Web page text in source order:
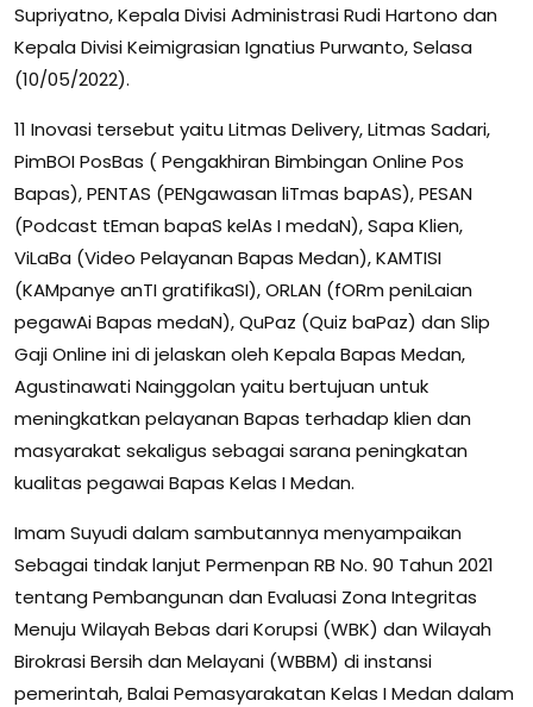
Supriyatno, Kepala Divisi Administrasi Rudi Hartono dan
Kepala Divisi Keimigrasian Ignatius Purwanto, Selasa
(10/05/2022).
11 Inovasi tersebut yaitu Litmas Delivery, Litmas Sadari,
PimBOI PosBas ( Pengakhiran Bimbingan Online Pos
Bapas), PENTAS (PENgawasan liTmas bapAS), PESAN
(Podcast tEman bapaS kelAs I medaN), Sapa Klien,
ViLaBa (Video Pelayanan Bapas Medan), KAMTISI
(KAMpanye anTI gratifikaSI), ORLAN (fORm peniLaian
pegawAi Bapas medaN), QuPaz (Quiz baPaz) dan Slip
Gaji Online ini di jelaskan oleh Kepala Bapas Medan,
Agustinawati Nainggolan yaitu bertujuan untuk
meningkatkan pelayanan Bapas terhadap klien dan
masyarakat sekaligus sebagai sarana peningkatan
kualitas pegawai Bapas Kelas I Medan.
Imam Suyudi dalam sambutannya menyampaikan
Sebagai tindak lanjut Permenpan RB No. 90 Tahun 2021
tentang Pembangunan dan Evaluasi Zona Integritas
Menuju Wilayah Bebas dari Korupsi (WBK) dan Wilayah
Birokrasi Bersih dan Melayani (WBBM) di instansi
pemerintah, Balai Pemasyarakatan Kelas I Medan dalam